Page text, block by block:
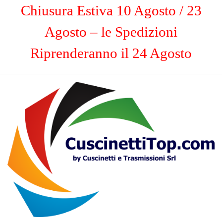
Chiusura Estiva 10 Agosto / 23
Agosto – le Spedizioni
Riprenderanno il 24 Agosto